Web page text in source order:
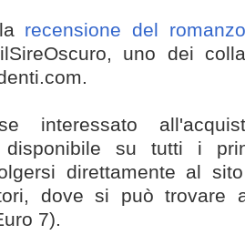
recensione del romanzo
uno dei
interessato
disponibile su tutti i
direttamente al
dove si può trovare
7).